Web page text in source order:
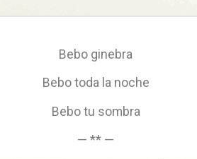
Bebo ginebra
Bebo toda la noche
Bebo tu sombra
— ** —